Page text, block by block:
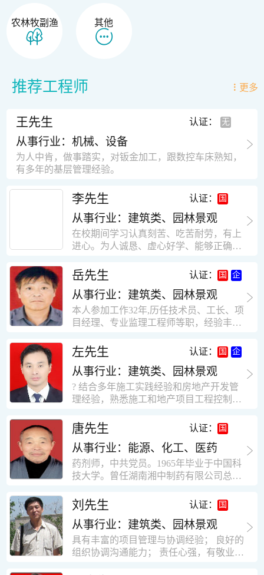
农林牧副渔 其他
推荐工程师 更多
王先生 认证：
从事行业：机械、设备
为人中肯，做事踏实，对钣金加工，跟数控车床熟知，
有多年的基层管理经验。
李先生 认证：
从事行业：建筑类、园林景观
在校期间学习认真刻苦、吃苦耐劳，有上
进心。为人诚恳、虚心好学、能够正确对
思想积极上进，接受能力和独立能力强，
有很强的团队精神和集体荣誉感。做事认
真负责，有很强的责任心。秉承山大扎
实、厚重的学风。为人正直、诚信、稳
重。有强烈的上进心、事业心。有很强的
工作学习认真踏实，能够吃苦耐劳，责任
心强。 性格外向、开朗，有良好的人
际关系和一定的组织能力。做事认真负
责、积极肯干。我有信心在今后的工作岗
位上发挥自己的才能!积极的人生观，在我
的字典中没有“放弃”，始终坚信只要努力
快掌握一种新事物的能力。我的格言：也
许我不是最好的，但我会做得更好。知识
面广泛，头脑灵活，思维开阔敏捷，极富
创新精神。
岳先生 认证：
从事行业：建筑类、园林景观
本人参加工作32年,历任技术员、工长、项
目经理、专业监理工程师等职，经验丰
计，工程经济技术分析，能适应建筑行业
各种岗位，组织协调能力强，技术全面，
适用工地管理． 本人1978年高中毕业，同
年参加工作，至今已在建筑行业工作了30
年。从1978年进入本县建筑公司学徒开始
目经理、专业监理工程师等职。 管理过许
多各种结构的工业及民用建筑。1984年至
1986年就职于新疆乌鲁木齐铁路局劳动服
务公司建筑三工区任技术员。参于管理的
项目有：职工居乐部游艺楼，4000平方，
砖混结构。职工电教楼，8000平方，框架
方。1987至1981988年爱聘于郑州市荥阳
第二建筑公司，任郑州市天然气公司基地
建设项目施工员。该项目有15层办公楼及
裙楼一栋8000平方。框架结构。住宅楼4
栋16000平方，6层砖混结构。1989年至19
左先生 认证：
从事行业：建筑类、园林景观
? 结合多年施工实践经验和房地产开发管
理经验，熟悉施工和地产项目工程控制要
意识，丰富的经营理念和管理手段，能独
立处理各种工程技术问题；具有较强的沟
通协调能力和组织管理能力； ? 近十多年
的房地产方面工作经验，现任职江苏雨润
农产品集团南昌公司副总经理兼工程总工
识，能够合理高效的做好企业内部管理和
人员结构调整；具有大型工程及房地产公
司管理经验，以及公关的能力和商务谈判
能力。 ? 自认为是个有良好职业道德、有
责任心、有敬业精神，能承受巨大工作压
力的职业经理人！……
唐先生 认证：
从事行业：能源、化工、医药
药剂师，中共党员。1965年毕业于中国科
技大学。曾任湖南湘中制药有限公司总工
员、理事。高级工程师，执业药师，中国
药学会高级会员。享受国务院津贴专家。
丙戊酸镁缓释片及其制备工艺国家发明专
利人。
刘先生 认证：
从事行业：建筑类、园林景观
具有丰富的项目管理与协调经验； 良好的
组织协调沟通能力； 责任心强，有敬业创